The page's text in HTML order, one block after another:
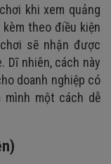
khi xem quảng
theo điều kiện
sẽ nhận được
Dĩ nhiên, cách này
doanh nghiệp có
mình một cách dễ